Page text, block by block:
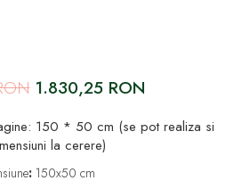
1.830,25 RON
150 * 50 cm (se pot realiza si
la cerere)
: 150x50 cm